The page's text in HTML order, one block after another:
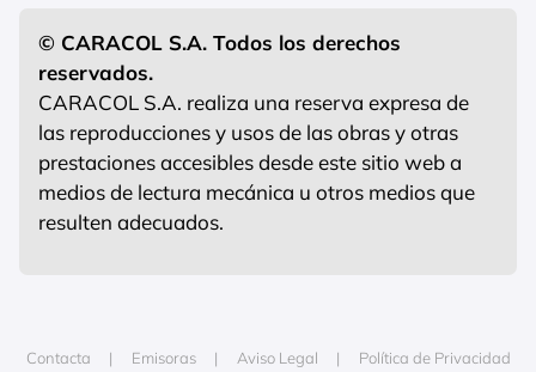
© CARACOL S.A. Todos los derechos
reservados.
CARACOL S.A. realiza una reserva expresa de
las reproducciones y usos de las obras y otras
prestaciones accesibles desde este sitio web a
medios de lectura mecánica u otros medios que
resulten adecuados.
Contacta Emisoras Aviso Legal Política de Privacidad